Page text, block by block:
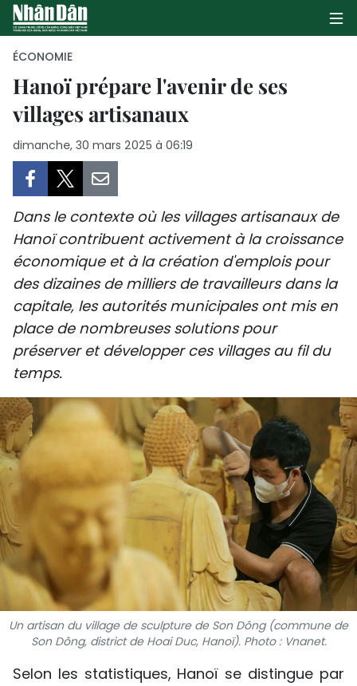
PAGE D'ACCUEIL
POLITIQUE
SOCIÉTÉ
CULTURE
TOURISME
ENVIRONNEMENT
FRANCOPHONIE
PAYS NATAL
INTERNATIONAL
MÉGASTORIE
INFOGRAPHIE
PHOTO
VIDÉO
ÉCONOMIE
Hanoï prépare l'avenir de ses
villages artisanaux
dimanche, 30 mars 2025 à 06:19
Dans le contexte où les villages artisanaux de
Hanoï contribuent activement à la croissance
économique et à la création d'emplois pour
des dizaines de milliers de travailleurs dans la
capitale, les autorités municipales ont mis en
place de nombreuses solutions pour
préserver et développer ces villages au fil du
temps.
Un artisan du village de sculpture de Son Dông (commune de
Son Dông, district de Hoai Duc, Hanoï). Photo : Vnanet.
Selon les statistiques, Hanoï se distingue par